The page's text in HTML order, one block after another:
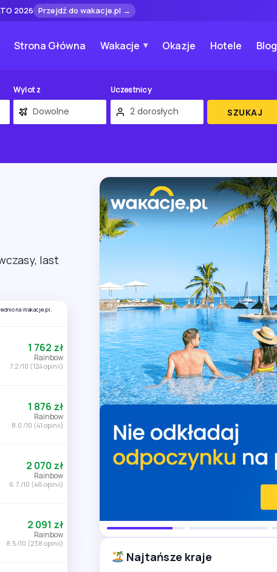
2026 Przejdź do wakacje.pl →
Strona Główna Wakacje Okazje Hotele Blog
Wylot z Uczestnicy
SZUKAJ
last
na Wakacje.pl.
1 762 zł
Rainbow
7.2 /10 (124 opinii)
1 876 zł
Rainbow
8.0 /10 (41 opinii)
2 070 zł
Rainbow
6.7 /10 (46 opinii)
2 091 zł
Rainbow
8.5 /10 (238 opinii)
Najtańsze kraje